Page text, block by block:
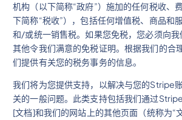
机构（以下简称“政府”）施加的任何税收、
下简称“税收”），包括任何增值税、商品和
和/或统一销售税。如果您免税，您必须向
其他令我们满意的免税证明。根据我们的合
们提供有关您的税务事务的信息。
我们将为您提供支持，以解决与您的Stripe
关的一般问题。此类支持包括我们通过
[文档]和我们的网站上的其他页面（统称为“